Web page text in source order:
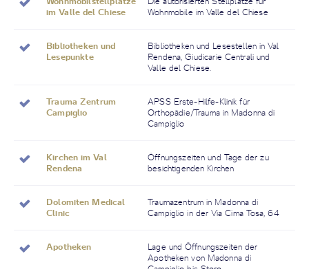
im Valle del Chiese
Wohnmobile im Valle del Chiese
Bibliotheken und
Lesepunkte
Bibliotheken und Lesestellen in Val
Rendena, Giudicarie Centrali und
Valle del Chiese.
Trauma Zentrum
Campiglio
APSS Erste-Hilfe-Klinik für
Orthopädie/Trauma in Madonna di
Campiglio
Kirchen im Val
Rendena
Öffnungszeiten und Tage der zu
besichtigenden Kirchen
Dolomiten Medical
Clinic
Traumazentrum in Madonna di
Campiglio in der Via Cima Tosa, 64
Apotheken
Lage und Öffnungszeiten der
Apotheken von Madonna di